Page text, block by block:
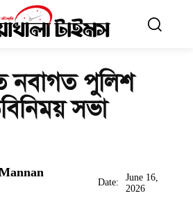
নবাগত পুলিশ
সভা
Date:
June 16,
2026